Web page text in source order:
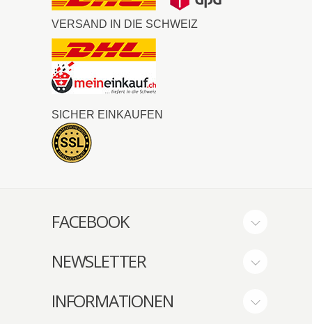
VERSAND IN DIE SCHWEIZ
SICHER EINKAUFEN
FACEBOOK
NEWSLETTER
INFORMATIONEN